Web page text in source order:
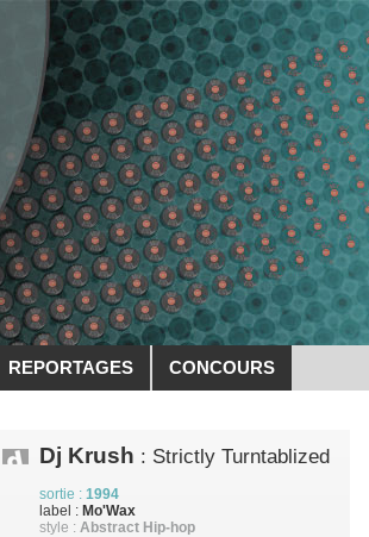
REPORTAGES CONCOURS
Dj Krush : Strictly Turntablized
sortie : 1994
label : Mo'Wax
style : Abstract Hip-hop